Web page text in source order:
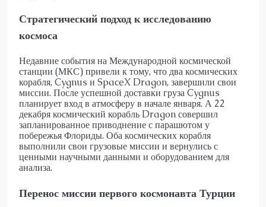
Стратегический подход к исследованию
космоса
Недавние события на Международной космической
станции (МКС) привели к тому, что два космических
корабля, Cygnus и SpaceX Dragon, завершили свои
миссии. После успешной доставки груза Cygnus
планирует вход в атмосферу в начале января. А 22
декабря космический корабль Dragon совершил
запланированное приводнение с парашютом у
побережья Флориды. Оба космических корабля
выполнили свои грузовые миссии и вернулись с
ценными научными данными и оборудованием для
анализа.
Перенос миссии первого космонавта Турции